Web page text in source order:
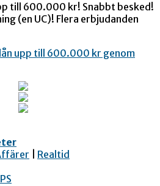
till 600.000 kr! Snabbt besked!
(en UC)! Flera erbjudanden
Realtid